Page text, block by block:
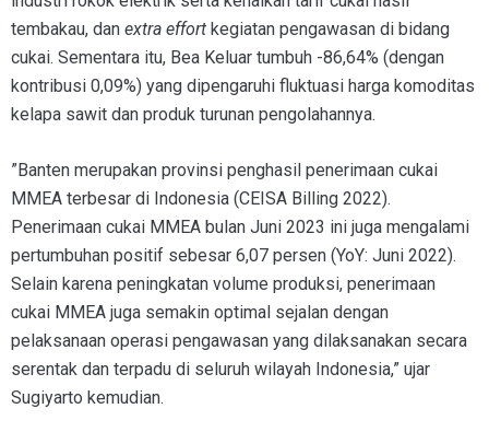
tembakau, dan extra effort kegiatan pengawasan di bidang
cukai. Sementara itu, Bea Keluar tumbuh -86,64% (dengan
kontribusi 0,09%) yang dipengaruhi fluktuasi harga komoditas
kelapa sawit dan produk turunan pengolahannya.
”Banten merupakan provinsi penghasil penerimaan cukai
MMEA terbesar di Indonesia (CEISA Billing 2022).
Penerimaan cukai MMEA bulan Juni 2023 ini juga mengalami
pertumbuhan positif sebesar 6,07 persen (YoY: Juni 2022).
Selain karena peningkatan volume produksi, penerimaan
cukai MMEA juga semakin optimal sejalan dengan
pelaksanaan operasi pengawasan yang dilaksanakan secara
serentak dan terpadu di seluruh wilayah Indonesia,” ujar
Sugiyarto kemudian.